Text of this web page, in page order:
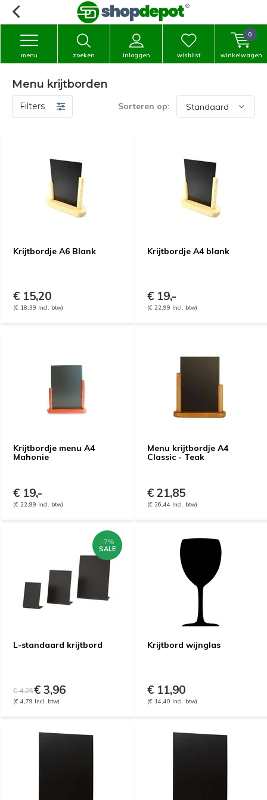
zoeken inloggen
menu wishlist winkelwagen
0
Menu krijtborden
Filters Sorteren op:
Krijtbordje A6 Blank
€ 15,20
(€ 18,39 Incl. btw)
Krijtbordje A4 blank
€ 19,-
(€ 22,99 Incl. btw)
Krijtbordje menu A4
Mahonie
€ 19,-
(€ 22,99 Incl. btw)
Menu krijtbordje A4
Classic - Teak
€ 21,85
(€ 26,44 Incl. btw)
L-standaard krijtbord
-7%
SALE
€ 4,25€ 3,96
(€ 4,79 Incl. btw)
Krijtbord wijnglas
€ 11,90
(€ 14,40 Incl. btw)